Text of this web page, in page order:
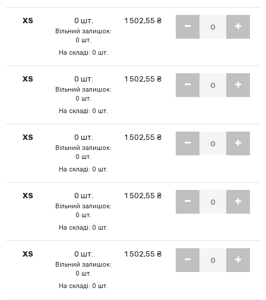
XS 0 шт.
Вільний залишок:
0 шт.
На складі: 0 шт.
1 502,55 ₴
XS 0 шт.
Вільний залишок:
0 шт.
На складі: 0 шт.
1 502,55 ₴
XS 0 шт.
Вільний залишок:
0 шт.
На складі: 0 шт.
1 502,55 ₴
XS 0 шт.
Вільний залишок:
0 шт.
На складі: 0 шт.
1 502,55 ₴
XS 0 шт.
Вільний залишок:
0 шт.
На складі: 0 шт.
1 502,55 ₴